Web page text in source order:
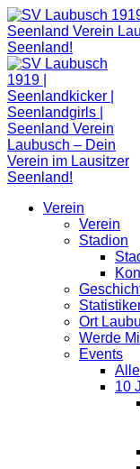
Zum
Inhalt
springen
Verein
Verein
Stadion
Ort
Werde
Events
10